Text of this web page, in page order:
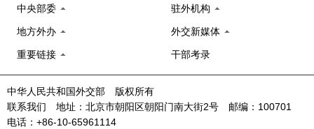
中央部委 驻外机构
地方外办 外交新媒体
重要链接 干部考录
中华人民共和国外交部 版权所有
联系我们 地址：北京市朝阳区朝阳门南大街2号 邮编：100701
电话：+86-10-65961114